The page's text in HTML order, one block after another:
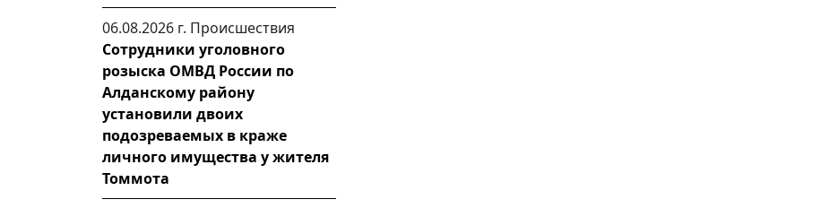
06.08.2026 г. Происшествия
Сотрудники уголовного
розыска ОМВД России по
Алданскому району
установили двоих
подозреваемых в краже
личного имущества у жителя
Томмота